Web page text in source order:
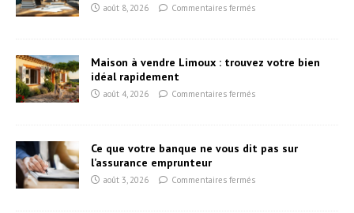
août 8, 2026 Commentaires fermés
Maison à vendre Limoux : trouvez votre bien
idéal rapidement
août 4, 2026 Commentaires fermés
Ce que votre banque ne vous dit pas sur
l’assurance emprunteur
août 3, 2026 Commentaires fermés